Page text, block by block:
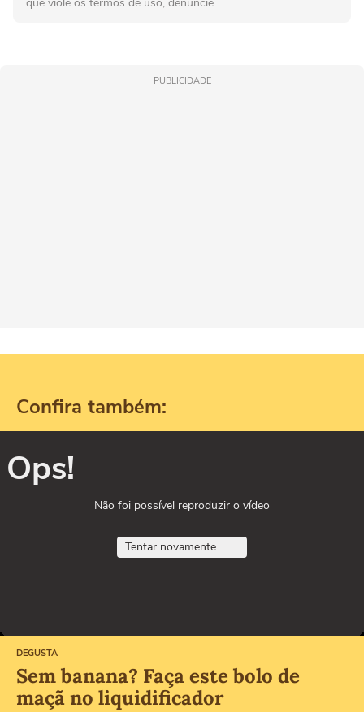
PUBLICIDADE
Confira também:
Ops!
Não foi possível reproduzir o vídeo
Tentar novamente
DEGUSTA
Sem banana? Faça este bolo de
maçã no liquidificador